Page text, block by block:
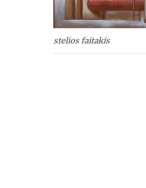
stelios faitakis